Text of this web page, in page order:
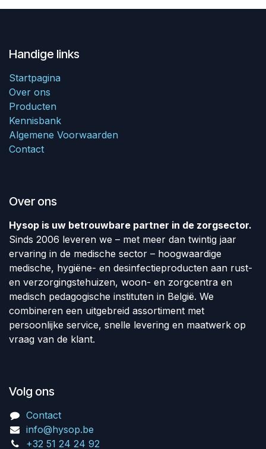
Handige links
Startpagina
Over ons
Producten
Kennisbank
Algemene Voorwaarden
Contact
Over ons
Hysop is uw betrouwbare partner in de zorgsector.
Sinds 2006 leveren we – met meer dan twintig jaar
ervaring in de medische sector – hoogwaardige
medische, hygiëne- en desinfectieproducten aan rust-
en verzorgingstehuizen, woon- en zorgcentra en
medisch pedagogische instituten in België. We
combineren een uitgebreid assortiment met
persoonlijke service, snelle levering en maatwerk op
vraag van de klant.
Volg ons
Contact
info@hysop.be
+32 51 24 24 92